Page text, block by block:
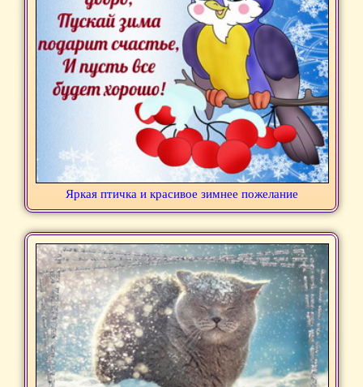
Яркая птичка и красивое зимнее пожелание